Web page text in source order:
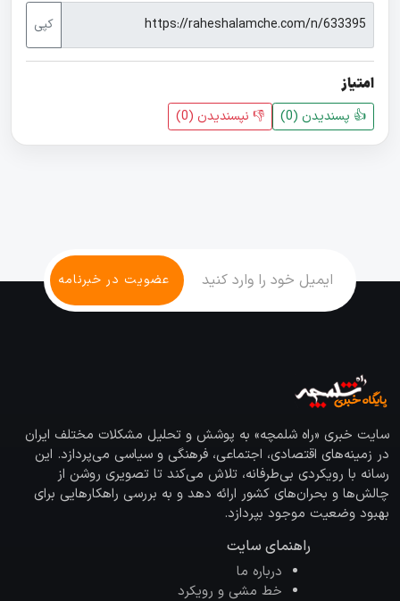
کپی
امتیاز
👍 پسندیدن (0
) 👎 نپسندیدن‌ ( 0
)
سایت خبری «راه شلمچه» به پوشش و تحلیل مشکلات مختلف ایران
در زمینه‌های اقتصادی، اجتماعی، فرهنگی و سیاسی می‌پردازد. این
رسانه با رویکردی بی‌طرفانه، تلاش می‌کند تا تصویری روشن از
چالش‌ها و بحران‌های کشور ارائه دهد و به بررسی راهکارهایی برای
بهبود وضعیت موجود بپردازد.
راهنمای سایت
درباره ما
خط مشی و رویکرد